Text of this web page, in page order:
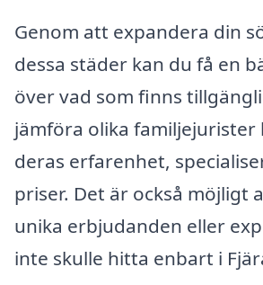
Genom att expandera din
dessa städer kan du få en
över vad som finns
jämföra olika familjejurister
deras erfarenhet,
priser. Det är också möjligt
unika erbjudanden eller
inte skulle hitta enbart i